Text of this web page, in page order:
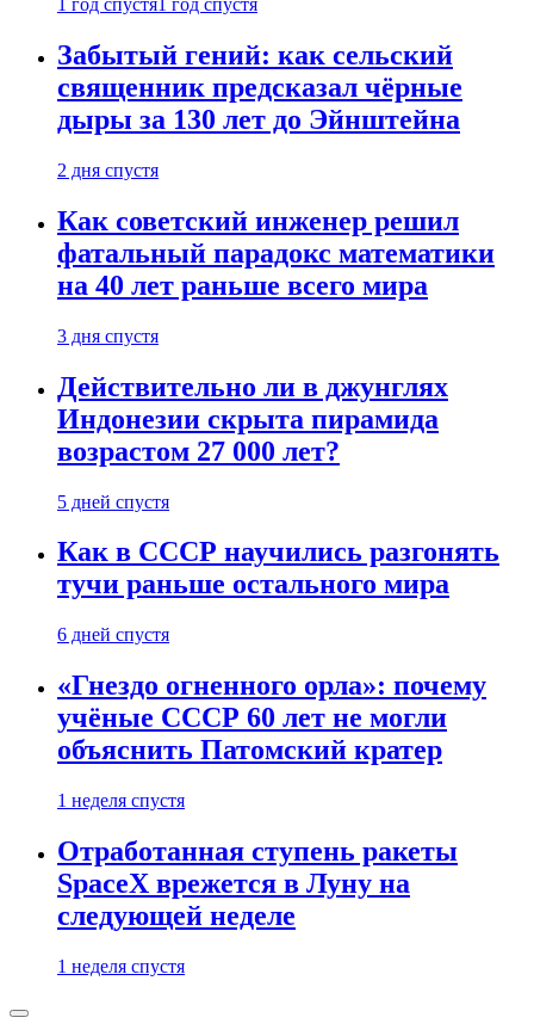
1 год спустя 1 год спустя
Забытый гений: как сельский
священник предсказал чёрные
дыры за 130 лет до Эйнштейна
2 дня спустя
Как советский инженер решил
фатальный парадокс математики
на 40 лет раньше всего мира
3 дня спустя
Действительно ли в джунглях
Индонезии скрыта пирамида
возрастом 27 000 лет?
5 дней спустя
Как в СССР научились разгонять
тучи раньше остального мира
6 дней спустя
«Гнездо огненного орла»: почему
учёные СССР 60 лет не могли
объяснить Патомский кратер
1 неделя спустя
Отработанная ступень ракеты
SpaceX врежется в Луну на
следующей неделе
1 неделя спустя